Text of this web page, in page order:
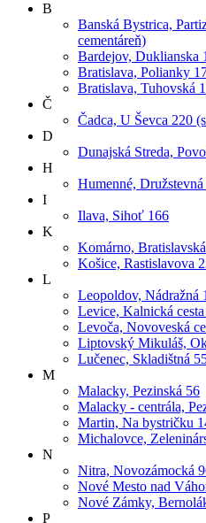
B
Banská Bystrica,
cementáreň)
Bardejov, Duklianska
Bratislava, Polianky
Bratislava, Tuhovská 1
Č
Čadca, U Ševca 220
D
Dunajská Streda,
H
Humenné,
I
Ilava, Sihoť 166
K
Komárno,
Košice, Rastislavova
L
Leopoldov, Nádražná
Levice, Kalnická
Levoča, Novoveská
Liptovský Mikuláš,
Lučenec, Skladištná
M
Malacky, Pezinská 56
Malacky - centrála,
Martin, Na bystričku
Michalovce,
N
Nitra, Novozámocká
Nové Mesto nad
Nové Zámky,
P